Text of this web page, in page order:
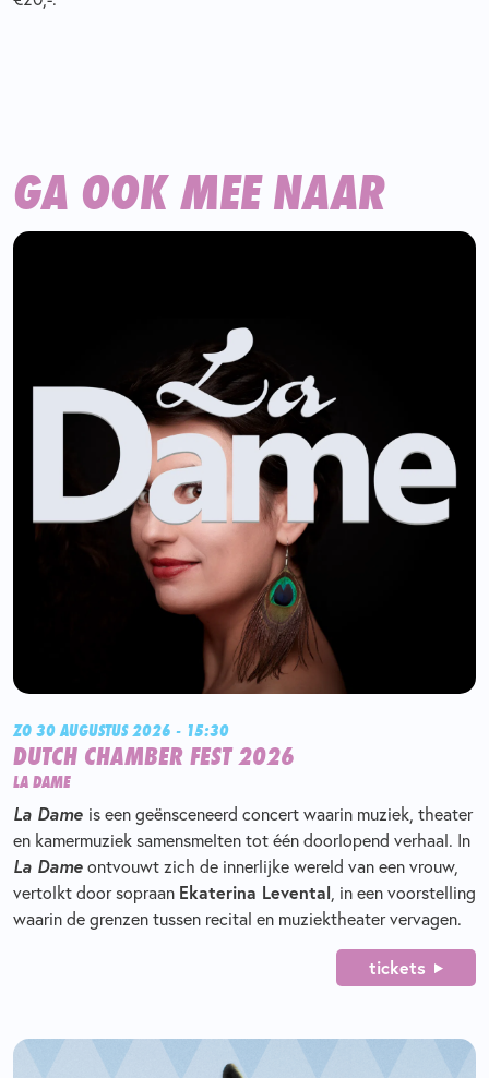
GA OOK MEE NAAR
ZO 30 AUGUSTUS 2026 - 15:30
DUTCH CHAMBER FEST 2026
LA DAME
La Dame is een geënsceneerd concert waarin muziek, theater
en kamermuziek samensmelten tot één doorlopend verhaal. In
La Dame ontvouwt zich de innerlijke wereld van een vrouw,
vertolkt door sopraan Ekaterina Levental, in een voorstelling
waarin de grenzen tussen recital en muziektheater vervagen.
tickets